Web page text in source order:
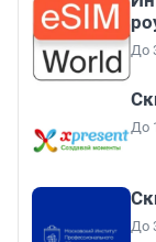
До
До
До